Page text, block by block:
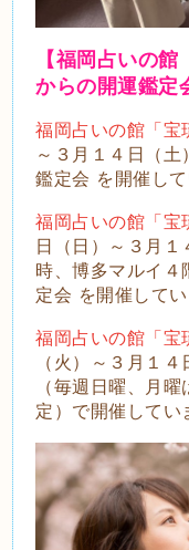
【福岡占いの
からの開運鑑定
福岡占いの館「宝
～３月１４日（
鑑定会 を開催して
福岡占いの館「宝
日（日）～３月１
時、博多マルイ４
定会 を開催してい
福岡占いの館「宝
（火）～３月１
（毎週日曜、月
定）で開催してい